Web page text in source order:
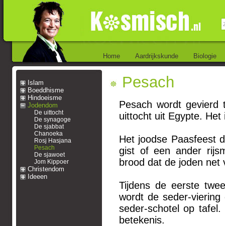
Home Aardrijkskunde Biologie
Islam
Boeddhisme
Hindoeisme
Jodendom
De uittocht
De synagoge
De sjabbat
Chanoeka
Rosj Hasjana
Pesach
De sjawoet
Jom Kippoer
Christendom
Ideeen
Pesach
Pesach wordt
uittocht uit Egypte.
Het joodse Paasfeest
gist of een ander
brood dat de joden
Tijdens de eerste
wordt de seder-
seder-schotel op
betekenis.